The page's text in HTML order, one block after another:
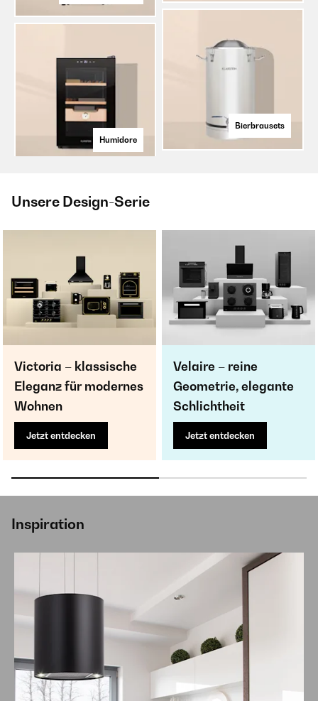
Humidore
Bierbrausets
Unsere Design-Serie
Victoria – klassische
Eleganz für modernes
Wohnen
Jetzt entdecken
Velaire – reine
Geometrie, elegante
Schlichtheit
Jetzt entdecken
Inspiration